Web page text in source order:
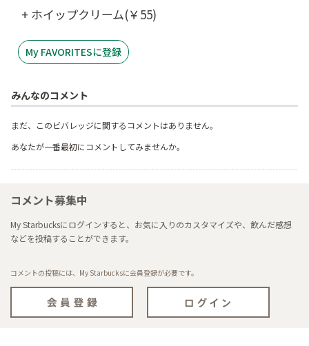
+ ホイップクリーム(￥55)
My FAVORITESに登録
みんなのコメント
まだ、このビバレッジに関するコメントはありません。
あなたが一番最初にコメントしてみませんか。
コメント募集中
My Starbucksにログインすると、お気に入りのカスタマイズや、飲んだ感想
などを投稿することができます。
コメントの投稿には、My Starbucksに会員登録が必要です。